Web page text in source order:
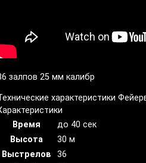
залпов 25 мм калибр
характеристики
Время
до 40 сек
Высота
30 м
Выстрелов
36